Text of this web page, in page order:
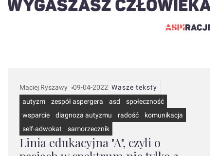
Maciej Ryszawy 09-04-2022 Wasze teksty
autyzm
zespół aspergera asd
społeczność
wsparcie
diagnoza autyzmu radość
komunikacja
self-adwokat
samorzecznik
Linia edukacyjna "A", czyli o